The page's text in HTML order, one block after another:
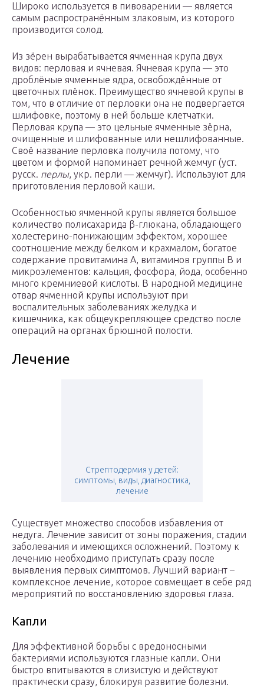
Широко используется в пивоварении — является
самым распространённым злаковым, из которого
производится солод.
Из зёрен вырабатывается ячменная крупа двух
видов: перловая и ячневая. Ячневая крупа — это
дроблёные ячменные ядра, освобождённые от
цветочных плёнок. Преимущество ячневой крупы в
том, что в отличие от перловки она не подвергается
шлифовке, поэтому в ней больше клетчатки.
Перловая крупа — это цельные ячменные зёрна,
очищенные и шлифованные или нешлифованные.
Своё название перловка получила потому, что
цветом и формой напоминает речной жемчуг (уст.
русск. перлы, укр. перли — жемчуг). Используют для
приготовления перловой каши.
Особенностью ячменной крупы является большое
количество полисахарида β-глюкана, обладающего
холестерино-понижающим эффектом, хорошее
соотношение между белком и крахмалом, богатое
содержание провитамина А, витаминов группы В и
микроэлементов: кальция, фосфора, йода, особенно
много кремниевой кислоты. В народной медицине
отвар ячменной крупы используют при
воспалительных заболеваниях желудка и
кишечника, как общеукрепляющее средство после
операций на органах брюшной полости.
Лечение
Стрептодермия у детей:
симптомы, виды, диагностика,
лечение
Существует множество способов избавления от
недуга. Лечение зависит от зоны поражения, стадии
заболевания и имеющихся осложнений. Поэтому к
лечению необходимо приступать сразу после
выявления первых симптомов. Лучший вариант –
комплексное лечение, которое совмещает в себе ряд
мероприятий по восстановлению здоровья глаза.
Капли
Для эффективной борьбы с вредоносными
бактериями используются глазные капли. Они
быстро впитываются в слизистую и действуют
практически сразу, блокируя развитие болезни.